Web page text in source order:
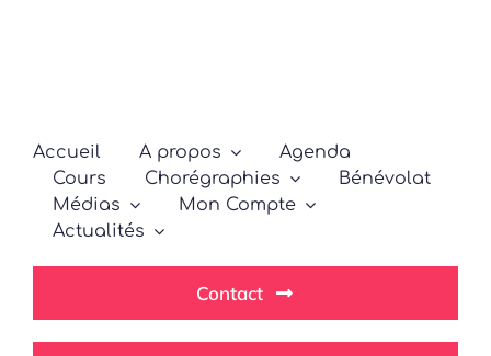
Accueil A propos
Agenda
Cours
Chorégraphies
Bénévolat
Médias
Mon Compte
Actualités
Contact